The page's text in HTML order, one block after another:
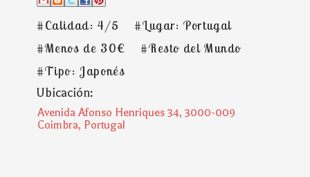
#Calidad: 4/5
#Lugar: Portugal
#Menos de 30€
#Resto del Mundo
#Tipo: Japonés
Ubicación:
Avenida Afonso Henriques 34, 3000-009
Coimbra, Portugal